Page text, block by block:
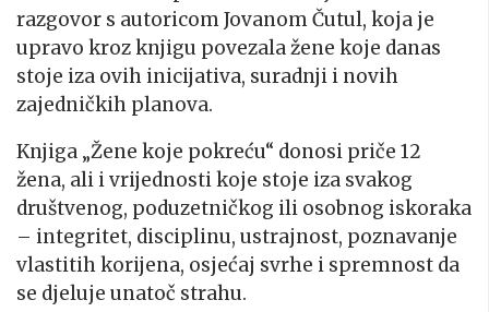
razgovor s autoricom Jovanom Čutul, koja je
upravo kroz knjigu povezala žene koje danas
stoje iza ovih inicijativa, suradnji i novih
zajedničkih planova.
Knjiga „Žene koje pokreću“ donosi priče 12
žena, ali i vrijednosti koje stoje iza svakog
društvenog, poduzetničkog ili osobnog iskoraka
– integritet, disciplinu, ustrajnost, poznavanje
vlastitih korijena, osjećaj svrhe i spremnost da
se djeluje unatoč strahu.